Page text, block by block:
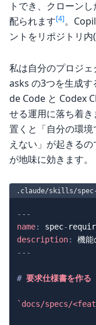
トでき、クローン
配られます[4]。
ントをリポジトリ内(
私は自分のプロジ
asks の3つを生成
de Code と Codex
せる運用に落ち着
置くと「自分の環
えない」が起きる
が地味に効きます。
.claude/skills/spec-
---
name: spec-
description:
機能
---
# 要求仕様書を作る
`docs/specs/